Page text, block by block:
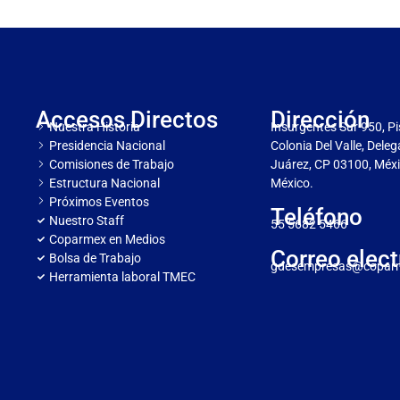
Accesos Directos
Nuestra Historia
Presidencia Nacional
Comisiones de Trabajo
Estructura Nacional
Próximos Eventos
Nuestro Staff
Coparmex en Medios
Bolsa de Trabajo
Herramienta laboral TMEC
Dirección
Insurgentes Sur 950,
Colonia Del Valle,
Juárez, CP 03100,
México.
Teléfono
55 5682 5466
Correo